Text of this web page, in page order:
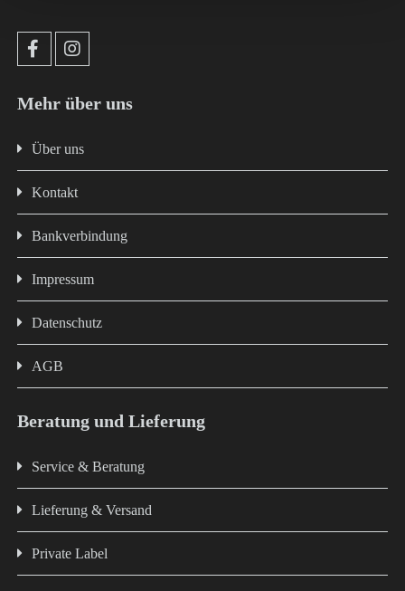
Mehr über uns
Über uns
Kontakt
Bankverbindung
Impressum
Datenschutz
AGB
Beratung und Lieferung
Service & Beratung
Lieferung & Versand
Private Label